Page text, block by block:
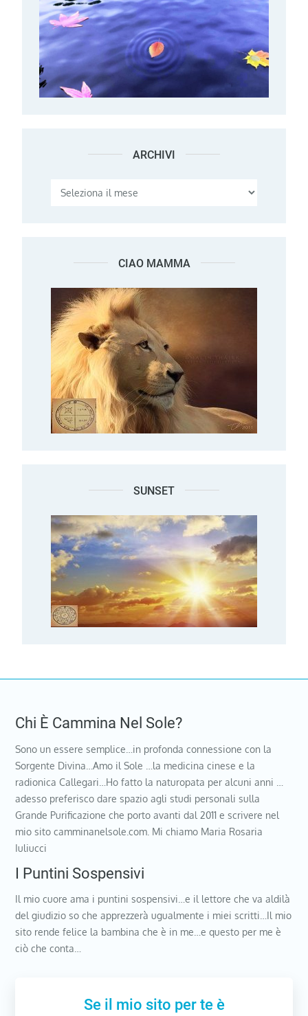
ARCHIVI Archivi
CIAO MAMMA
SUNSET
Chi È Cammina Nel Sole?
Sono un essere semplice…in profonda connessione con la
Sorgente Divina…Amo il Sole …la medicina cinese e la
radionica Callegari…Ho fatto la naturopata per alcuni anni …
adesso preferisco dare spazio agli studi personali sulla
Grande Purificazione che porto avanti dal 2011 e scrivere nel
mio sito camminanelsole.com. Mi chiamo Maria Rosaria
Iuliucci
I Puntini Sospensivi
Il mio cuore ama i puntini sospensivi…e il lettore che va aldilà
del giudizio so che apprezzerà ugualmente i miei scritti…Il mio
sito rende felice la bambina che è in me…e questo per me è
ciò che conta…
Se il mio sito per te è